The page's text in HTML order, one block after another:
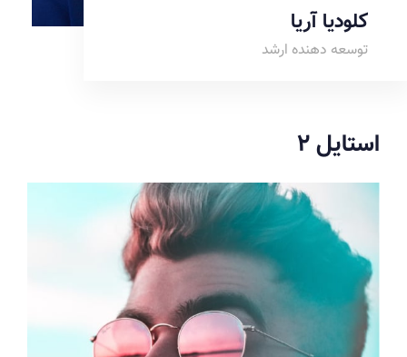
کلودیا آریا
توسعه دهنده ارشد
استایل ۲